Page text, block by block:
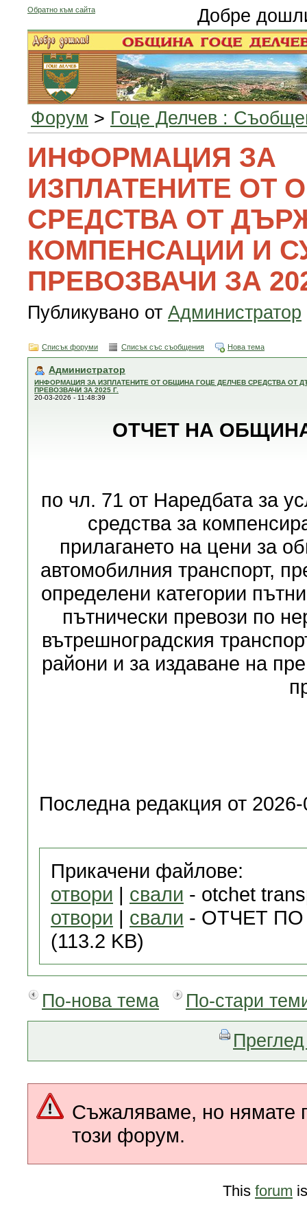
Обратно към сайта Добре
Форум > Гоце Делчев :
ИНФОРМАЦИЯ ЗА
ИЗПЛАТЕНИТЕ ОТ
СРЕДСТВА ОТ
КОМПЕНСАЦИИ И
ПРЕВОЗВАЧИ ЗА
Публикувано от Администратор
Списък форуми Списък със съобщения Нова тема
Администратор
ИНФОРМАЦИЯ ЗА ИЗПЛАТЕНИТЕ ОТ ОБЩИНА ГОЦЕ ДЕЛЧЕВ СРЕДСТВА ОТ
ПРЕВОЗВАЧИ ЗА 2025 Г.
20-03-2026 - 11:48:39
ОТЧЕТ НА ОБЩИНА
по чл. 71 от Наредбата за
средства за
прилагането на цени за
автомобилния транспорт,
определени категории
пътнически превози по
вътрешноградския
райони и за издаване на
Последна редакция от
Прикачени файлове:
отвори | свали - otchet
отвори | свали - ОТЧЕТ ПО
(113.2 KB)
По-нова тема
По-стари
Съжаляваме, но нямате
този форум.
This forum